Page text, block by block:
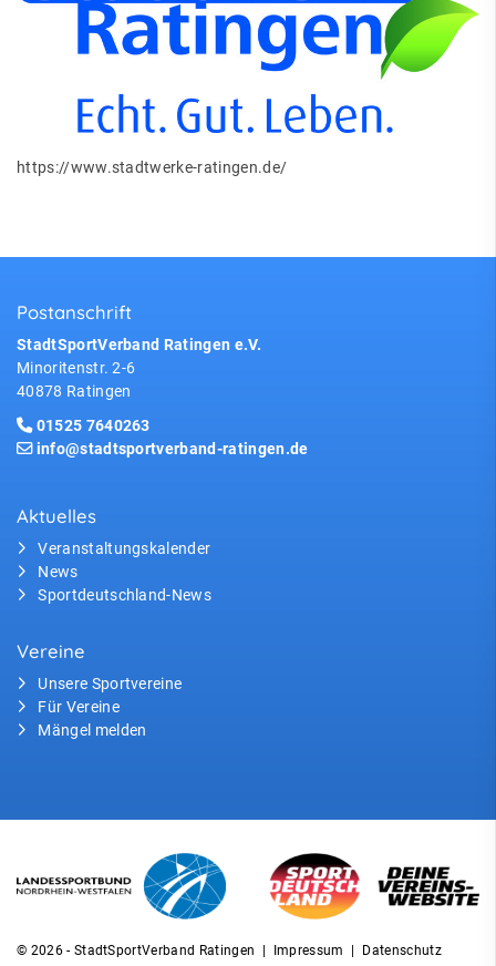
https://www.stadtwerke-ratingen.de/
Postanschrift
StadtSportVerband Ratingen e.V.
Minoritenstr. 2-6
40878 Ratingen
01525 7640263
info@stadtsportverband-ratingen.de
Aktuelles
Veranstaltungskalender
News
Sportdeutschland-News
Vereine
Unsere Sportvereine
Für Vereine
Mängel melden
© 2026 - StadtSportVerband Ratingen | Impressum | Datenschutz